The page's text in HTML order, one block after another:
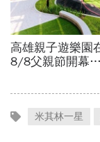
米其林一星